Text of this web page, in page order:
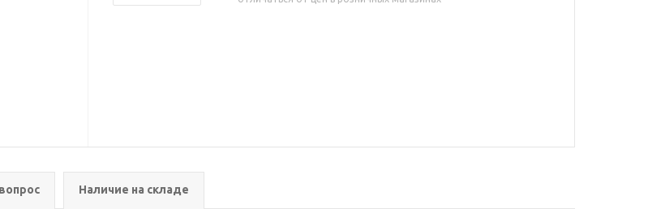
Наличие на складе